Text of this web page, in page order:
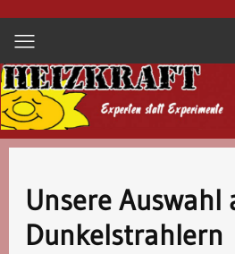
Unsere Auswahl
Dunkelstrahlern